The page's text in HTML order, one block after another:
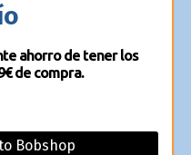
ahorro de tener los
de compra.
Bobshop